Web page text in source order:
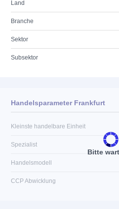
Land
Branche
Sektor
Subsektor
Bitte
Handelsparameter Frankfurt
Kleinste handelbare Einheit
Spezialist
Handelsmodell
CCP Abwicklung